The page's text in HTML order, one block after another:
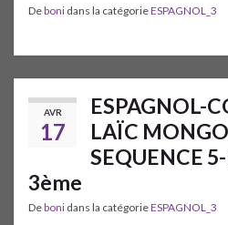
Deboni dans la catégorieESPAGNOL_3
AVR
17
ESPAGNOL-
LAÏC
SEQUENCE
3ème
Deboni dans la catégorieESPAGNOL_3